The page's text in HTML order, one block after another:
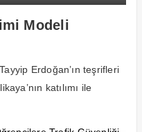
Modeli
Erdoğan’ın teşrifleri
katılımı ile